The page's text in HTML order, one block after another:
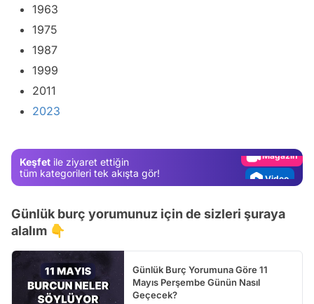
1963
1975
1987
1999
2011
2023
Keşfet ile ziyaret ettiğin
tüm kategorileri tek akışta gör!
Video
Günlük burç yorumunuz için de sizleri şuraya
alalım 👇
Günlük Burç Yorumuna Göre 11
Mayıs Perşembe Günün Nasıl
Geçecek?